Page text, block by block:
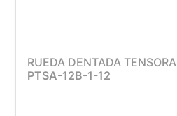
RUEDA DENTADA TENSORA
PTSA-12B-1-12